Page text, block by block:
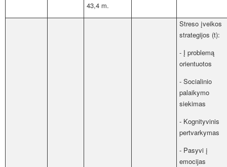
43,4 m.
Streso įveikos
strategijos (t):
- Į problemą
orientuotos
- Socialinio
palaikymo
siekimas
- Kognityvinis
pertvarkymas
- Pasyvi į
emocijas